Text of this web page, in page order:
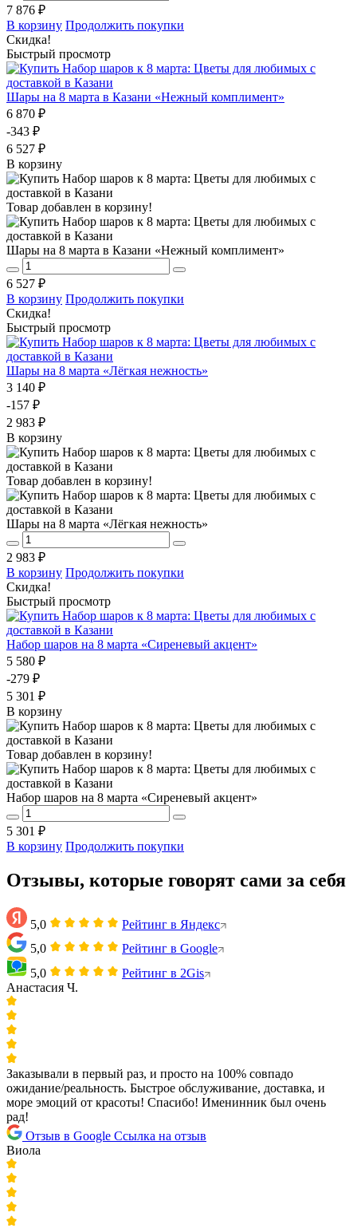
7 876 ₽
В корзину Продолжить покупки
Скидка!
Быстрый просмотр
Шары на 8 марта в Казани «Нежный комплимент»
6 870 ₽
-343 ₽
6 527 ₽
В корзину
Товар добавлен в корзину!
Шары на 8 марта в Казани «Нежный комплимент»
6 527 ₽
В корзину Продолжить покупки
Скидка!
Быстрый просмотр
Шары на 8 марта «Лёгкая нежность»
3 140 ₽
-157 ₽
2 983 ₽
В корзину
Товар добавлен в корзину!
Шары на 8 марта «Лёгкая нежность»
2 983 ₽
В корзину Продолжить покупки
Скидка!
Быстрый просмотр
Набор шаров на 8 марта «Сиреневый акцент»
5 580 ₽
-279 ₽
5 301 ₽
В корзину
Товар добавлен в корзину!
Набор шаров на 8 марта «Сиреневый акцент»
5 301 ₽
В корзину Продолжить покупки
Отзывы, которые говорят сами за себя
5,0
Рейтинг в Яндекс
5,0
Рейтинг в Google
5,0
Рейтинг в 2Gis
Анастасия Ч.
Заказывали в первый раз, и просто на 100% совпадо
ожидание/реальность. Быстрое обслуживание, доставка, и
море эмоций от красоты! Спасибо! Именинник был очень
рад!
Отзыв в Google Ссылка на отзыв
Виола